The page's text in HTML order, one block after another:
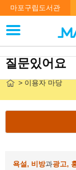
마포구립도서관
질문있어요
> 이용자 마당
욕설, 비방과광고,